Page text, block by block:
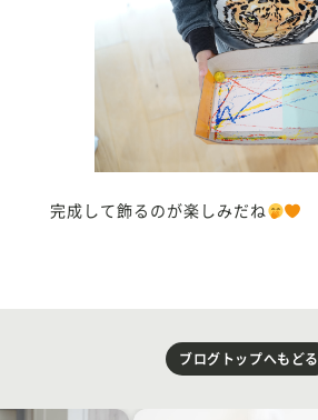
完成して飾るのが楽しみだね
ブログトップへもどる